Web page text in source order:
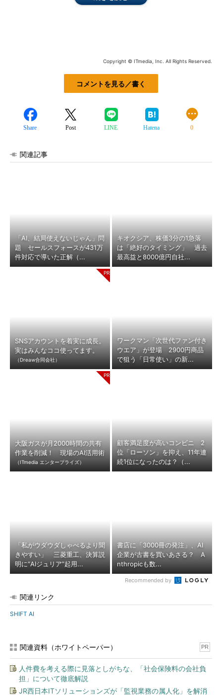
Copyright © ITmedia, Inc. All Rights Reserved.
コメントを見る／書く
Share Post LINE Hatena 0
関連記事
「AI、結局使えないじゃん」問
題 セールスフォースが431万
件対応で導いた正解（...
キオクシア、株価3分の1急落
は「絶好のタイミング」 過去
最高益と8000億円自社...
SNSアカウントを着実に成長。
実はみんなココ使ってます。
（Dreaw合同会社）
ワークマン「次世代ファン付き
ウエア」が登場 2900円商品
で狙う「日常使い」の新...
大阪ガスが月2000時間の共有
作業を削減！ 現場のAI活用術
（ITmedia エンタープライズ）
顧客満足度が高いコンビニ 2
位「ローソン」を抑え、11年連
続1位になったのは？（...
「私がウダウダしゃべるより聞
きやすい」 三菱重工、決算説
明に“AIジュリア”起用...
書店に「3000冊の発注」、AI
企業が古書を買いあさる？ A
nthropicも数...
Recommended by
関連リンク
SHIFT AI
関連資料（ホワイトペーパー） PR
人件費を考える際に見落としがちな、「社会保険料の会社負
担」について徹底解説
JR西日本ITソリューションズが「監視業務の属人化」を解消